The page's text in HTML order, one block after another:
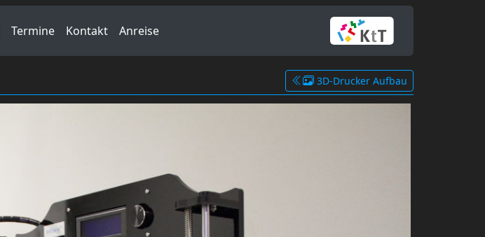
Termine Kontakt Anreise
3D-Drucker Aufbau